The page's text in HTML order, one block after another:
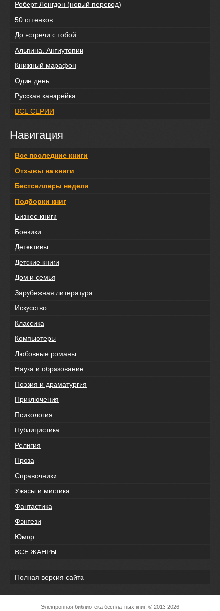
Роберт Ленгдон (новый перевод)
50 оттенков
До встречи с тобой
Альпина. Антиутопии
Книжный марафон
Один день
Русская канарейка
ВСЕ СЕРИИ
Навигация
Все последние книги
Отзывы на книги
Бестселлеры недели
Подборки книг
Бизнес-книги
Боевики
Детективы
Детские книги
Дом и семья
Зарубежная литература
Искусство
Классика
Компьютеры
Любовные романы
Наука и образование
Поэзия и драматургия
Приключения
Психология
Публицистика
Религия
Проза
Справочники
Ужасы и мистика
Фантастика
Фэнтези
Юмор
ВСЕ ЖАНРЫ
Полная версия сайта
Электронная библиотека бесплатных книг, © 2013-2026